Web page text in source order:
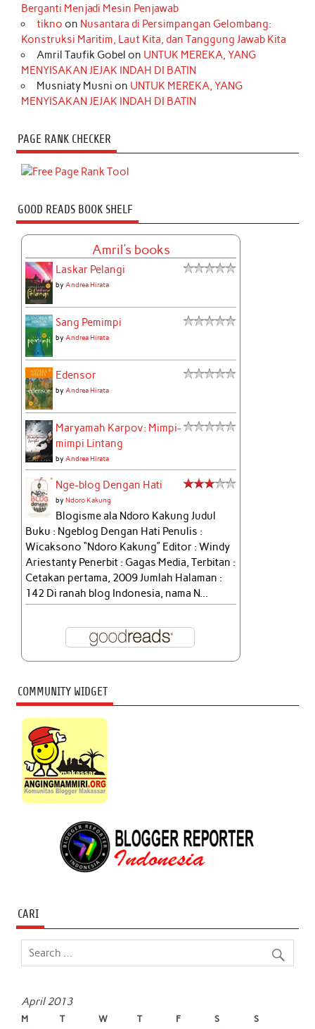
Berganti Menjadi Mesin Penjawab
tikno on Nusantara di Persimpangan Gelombang:
Konstruksi Maritim, Laut Kita, dan Tanggung Jawab Kita
Amril Taufik Gobel on UNTUK MEREKA, YANG
MENYISAKAN JEJAK INDAH DI BATIN
Musniaty Musni on UNTUK MEREKA, YANG
MENYISAKAN JEJAK INDAH DI BATIN
PAGE RANK CHECKER
GOOD READS BOOK SHELF
Amril's books
Laskar Pelangi
byAndrea Hirata
Sang Pemimpi
byAndrea Hirata
Edensor
byAndrea Hirata
Maryamah Karpov: Mimpi-
mimpi Lintang
byAndrea Hirata
Nge-blog Dengan Hati
byNdoro Kakung
Blogisme ala Ndoro Kakung Judul
Buku : Ngeblog Dengan Hati Penulis :
Wicaksono “Ndoro Kakung” Editor : Windy
Ariestanty Penerbit : Gagas Media, Terbitan :
Cetakan pertama, 2009 Jumlah Halaman :
142 Di ranah blog Indonesia, nama N...
COMMUNITY WIDGET
CARI
April 2013
M T W T F S S